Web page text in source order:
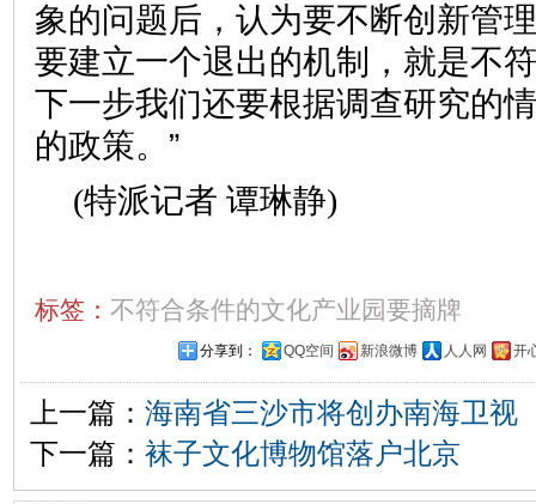
象的问题后，认为要不断创新管
要建立一个退出的机制，就是不
下一步我们还要根据调查研究的
的政策。”
(特派记者 谭琳静)
标签： 不符合条件的文化产业园要摘牌
分享到： QQ空间 新浪微博 人人网 开
上一篇： 海南省三沙市将创办南海卫视
下一篇： 袜子文化博物馆落户北京